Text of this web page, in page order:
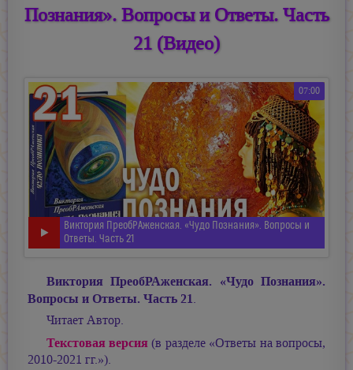
Познания». Вопросы и Ответы. Часть
21 (Видео)
07:00
Виктория ПреобРАженская. «Чудо Познания». Вопросы и
Ответы. Часть 21
Виктория ПреобРАженская. «Чудо Познания».
Вопросы и Ответы. Часть 21.
Читает Автор.
Текстовая версия(в разделе «Ответы на вопросы,
2010-2021 гг.»).